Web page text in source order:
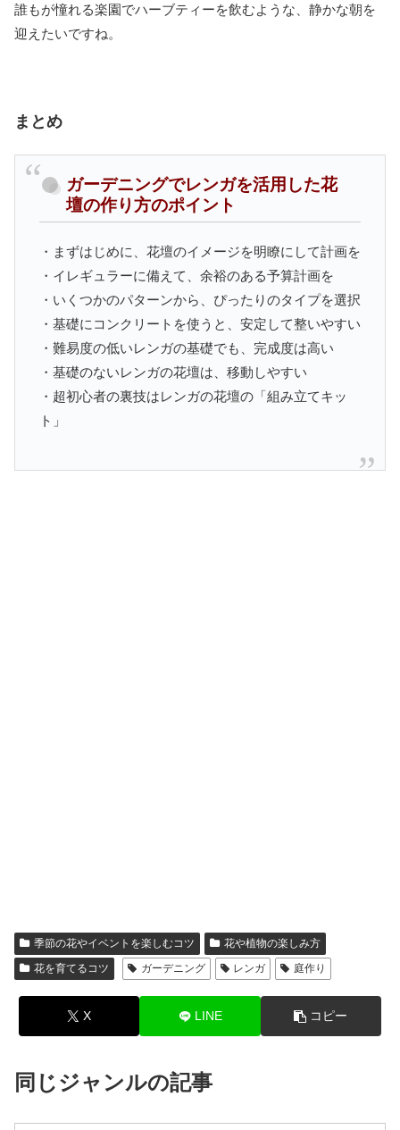
誰もが憧れる楽園でハーブティーを飲むような、静かな朝を
迎えたいですね。
まとめ
ガーデニングでレンガを活用した花
壇の作り方のポイント
・まずはじめに、花壇のイメージを明瞭にして計画を
・イレギュラーに備えて、余裕のある予算計画を
・いくつかのパターンから、ぴったりのタイプを選択
・基礎にコンクリートを使うと、安定して整いやすい
・難易度の低いレンガの基礎でも、完成度は高い
・基礎のないレンガの花壇は、移動しやすい
・超初心者の裏技はレンガの花壇の「組み立てキッ
ト」
季節の花やイベントを楽しむコツ
花や植物の楽しみ方
花を育てるコツ
ガーデニング レンガ 庭作り
X LINE コピー
同じジャンルの記事